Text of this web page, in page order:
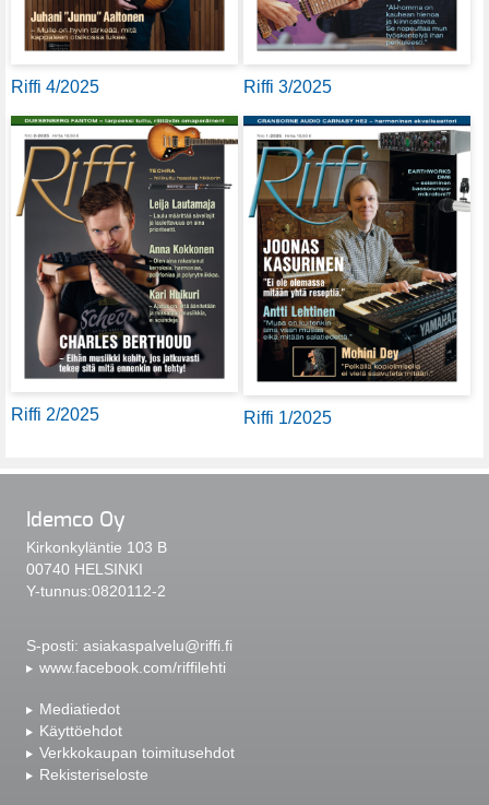
Riffi 4/2025 Riffi 3/2025
Riffi 2/2025 Riffi 1/2025
Idemco Oy
Kirkonkyläntie 103 B
00740 HELSINKI
Y-tunnus:0820112-2
S-posti: asiakaspalvelu@riffi.fi
www.facebook.com/riffilehti
Mediatiedot
Käyttöehdot
Verkkokaupan toimitusehdot
Rekisteriseloste